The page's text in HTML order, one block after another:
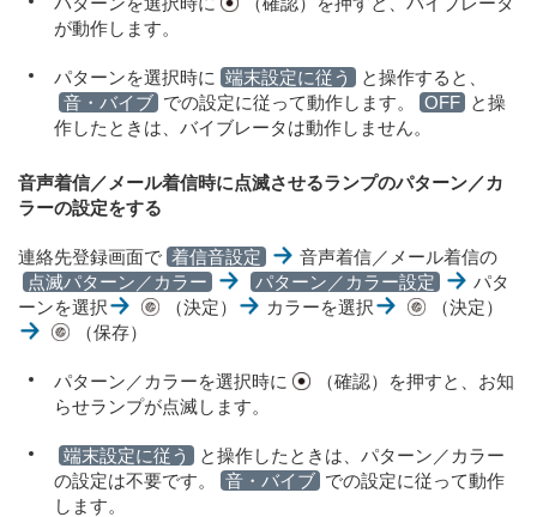
が動作します。
パターンを選択時に 端末設定に従う
と操作すると、
音・バイブ での設定に従って動作します。 OFF と操
作したときは、バイブレータは動作しません。
音声着信／メール着信時に点滅させるランプのパターン／カ
ラーの設定をする
連絡先登録画面で 着信音設定
音声着信／メール着信の
点滅パターン／カラー
パターン／カラー設定
パタ
ーンを選択
（決定） カラーを選択
（決定）
（保存）
パターン／カラーを選択時に
（確認）を押すと、お知
らせランプが点滅します。
端末設定に従う
と操作したときは、パターン／カラー
の設定は不要です。
音・バイブ での設定に従って動作
します。